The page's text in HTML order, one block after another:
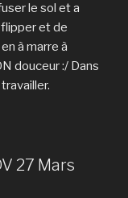
le sol et a
flipper et de
à marre à
douceur :/ Dans
27 Mars